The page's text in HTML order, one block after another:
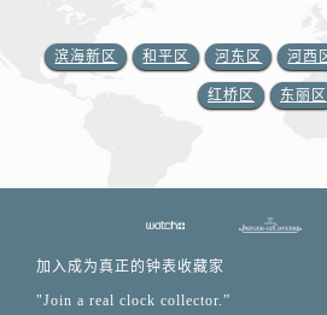
滨海新区 和平区 河东区 河西
红桥区 东丽区
加入成为真正的钟表收藏家
"Join a real clock collector.”